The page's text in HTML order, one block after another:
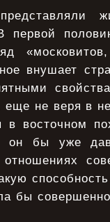
первой
внушает
не веря в
в восточном
он бы уже
бы